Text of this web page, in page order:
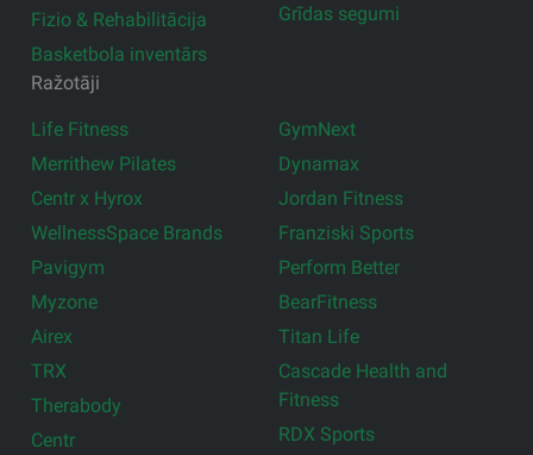
Fizio & Rehabilitācija
Basketbola inventārs
Grīdas segumi
Ražotāji
Life Fitness
Merrithew Pilates
Centr x Hyrox
WellnessSpace Brands
Pavigym
Myzone
Airex
TRX
Therabody
Centr
GymNext
Dynamax
Jordan Fitness
Franziski Sports
Perform Better
BearFitness
Titan Life
Cascade Health and
Fitness
RDX Sports